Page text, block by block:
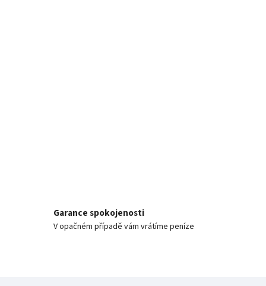
Garance spokojenosti
V opačném případě vám vrátíme peníze